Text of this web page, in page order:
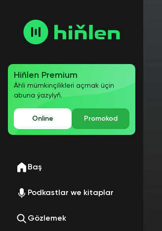
Hiňlen Premium
Ähli mümkinçilikleri açmak üçin
abuna ýazylyň.
Online Promokod
Baş
Podkastlar we kitaplar
Gözlemek